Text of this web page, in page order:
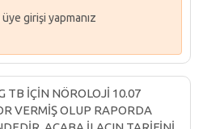
girişi yapmanız
TB İÇİN NÖROLOJİ 10.07
VERMİŞ OLUP RAPORDA